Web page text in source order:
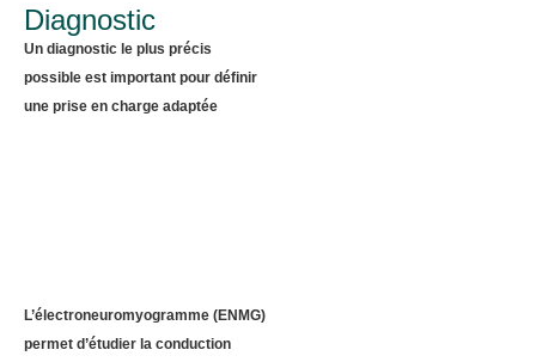
Diagnostic
Un diagnostic le plus précis
possible est important pour définir
une prise en charge adaptée
L’électroneuromyogramme (ENMG)
permet d’étudier la conduction